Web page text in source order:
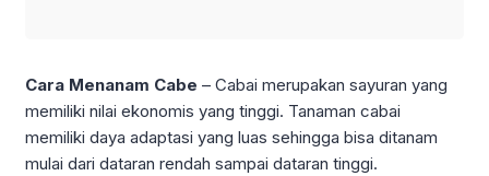
Cara Menanam Cabe – Cabai merupakan sayuran yang
memiliki nilai ekonomis yang tinggi. Tanaman cabai
memiliki daya adaptasi yang luas sehingga bisa ditanam
mulai dari dataran rendah sampai dataran tinggi.